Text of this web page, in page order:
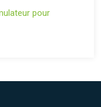
pour